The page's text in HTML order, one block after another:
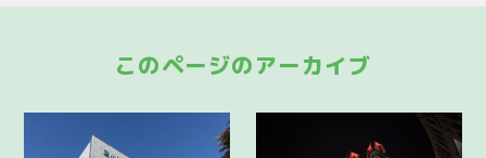
このページのアーカイブ